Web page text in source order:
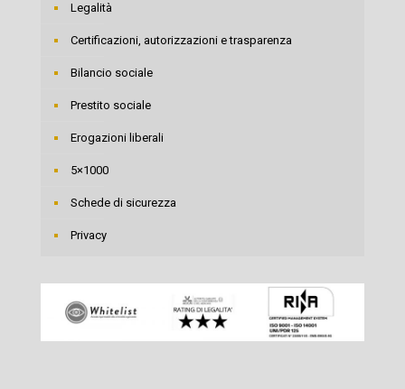
Legalità
Certificazioni, autorizzazioni e trasparenza
Bilancio sociale
Prestito sociale
Erogazioni liberali
5×1000
Schede di sicurezza
Privacy